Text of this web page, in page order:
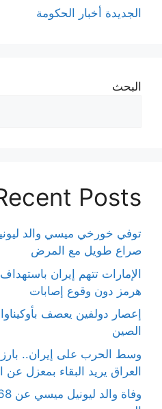
الجديدة أخبار الحكومة
البحث
Posts
صراع طويل مع المرض
الإمارات تتهم إيران
هرمز دون وقوع إصابات
إعصار دولفين يعصف بأوكيناوا
الصين
وسط الحرب على إيران..
العراق يريد البقاء بمعزل عن